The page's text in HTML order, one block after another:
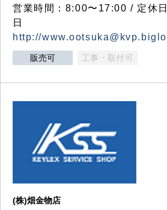
営業時間：8:00〜17:00 / 定休
日
http://
販売可 工事・取付可
(株)畑金物店